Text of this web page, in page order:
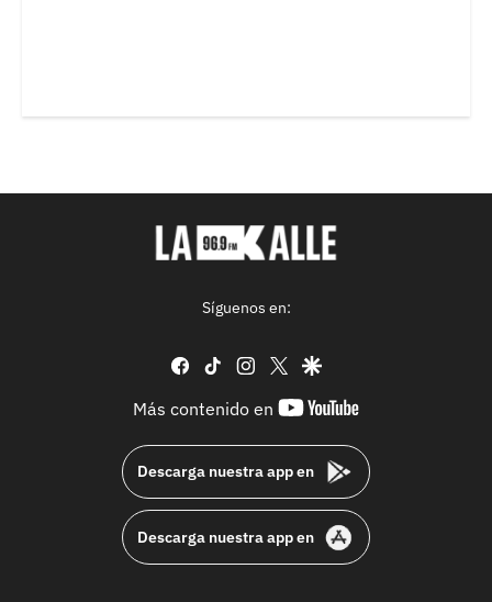
Síguenos en:
facebook
tiktok instagram
twittergoogle
Más contenido en
youtube-
Descarga nuestra app en
Descarga nuestra app en